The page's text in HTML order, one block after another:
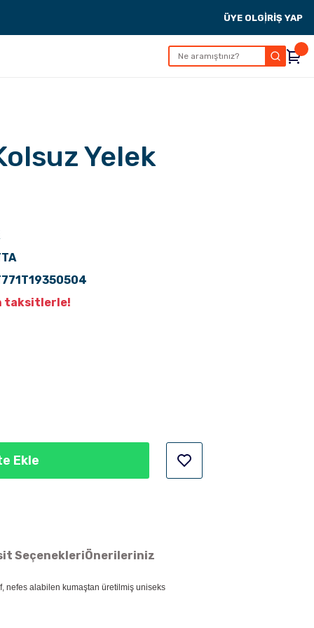
ÜYE OLGİRİŞ YAP
Yelek
taksitlerle!
Ekle
SeçenekleriÖnerileriniz
nefes alabilen kumaştan üretilmiş uniseks